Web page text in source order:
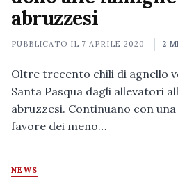
abruzzesi
PUBBLICATO IL 7 APRILE 2020 2
Oltre trecento chili di agnello
Santa Pasqua dagli allevatori
abruzzesi. Continuano con
favore dei meno…
NEWS